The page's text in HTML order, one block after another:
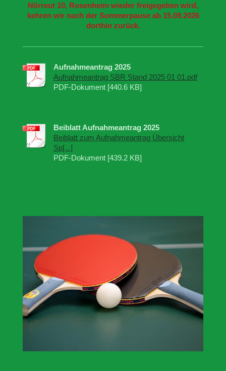
Nörreut 10, Rosenheim wieder freigegeben wird,
kehren wir nach der Sommerpause ab 15.09.2026
dorthin zurück.
Aufnahmeantrag 2025
Aufnahmeantrag SBR Stand 2025 01 01.pdf
PDF-Dokument [440.6 KB]
Beiblatt Aufnahmeantrag 2025
Beiblatt zum Aufnahmeantrag Übersicht
Sp[...]
PDF-Dokument [439.2 KB]